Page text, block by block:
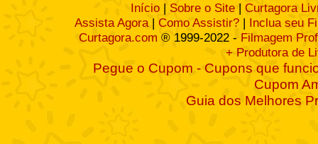
Início | Sobre o Site | Curtagora
Assista Agora| Como Assistir? | Inclua seu
Curtagora.com ® 1999-2022 - Filmagem
+ Produtora de
Pegue o Cupom - Cupons que
Cupom
Guia dos Melhores